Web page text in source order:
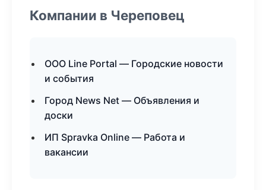
Компании в Череповец
ООО Line Portal — Городские новости
и события
Город News Net — Объявления и
доски
ИП Spravka Online — Работа и
вакансии